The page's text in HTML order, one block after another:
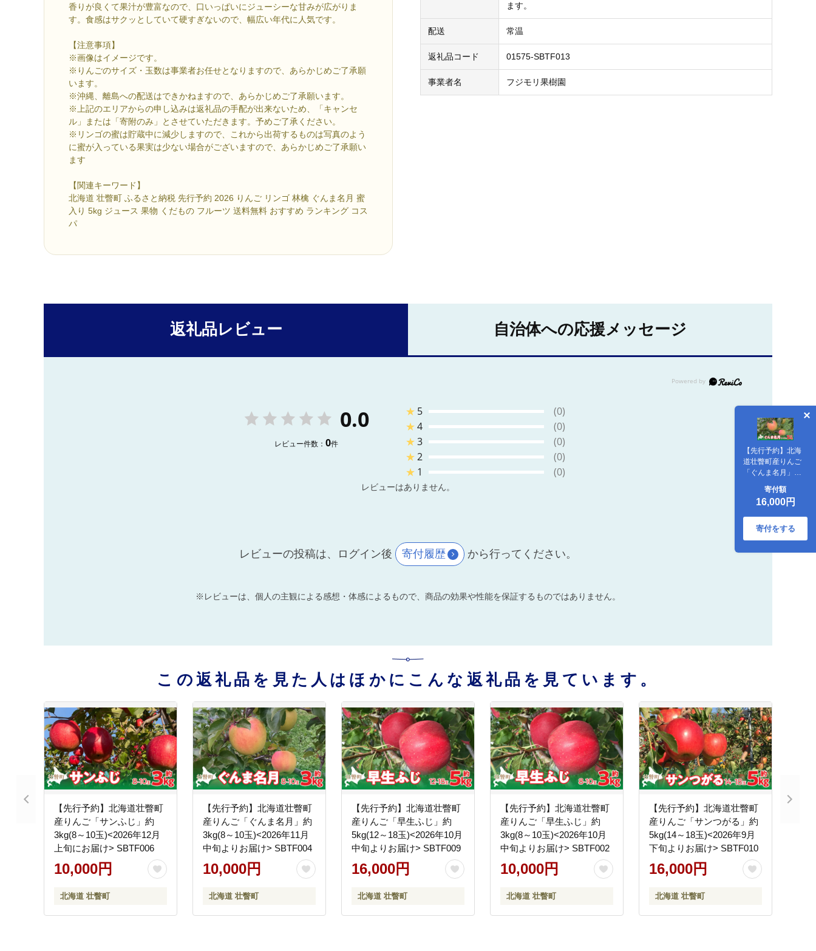
香りが良くて果汁が豊富なので、口いっぱいにジューシーな甘みが広がりま
す。食感はサクッとしていて硬すぎないので、幅広い年代に人気です。
【注意事項】
※画像はイメージです。
※りんごのサイズ・玉数は事業者お任せとなりますので、あらかじめご了承願
います。
※沖縄、離島への配送はできかねますので、あらかじめご了承願います。
※上記のエリアからの申し込みは返礼品の手配が出来ないため、「キャンセ
ル」または「寄附のみ」とさせていただきます。予めご了承ください。
※リンゴの蜜は貯蔵中に減少しますので、これから出荷するものは写真のよう
に蜜が入っている果実は少ない場合がございますので、あらかじめご了承願い
ます
【関連キーワード】
北海道 壮瞥町 ふるさと納税 先行予約 2026 りんご リンゴ 林檎 ぐんま名月 蜜
入り 5kg ジュース 果物 くだもの フルーツ 送料無料 おすすめ ランキング コス
パ
【先行予約】北海
道壮瞥町産りんご
「ぐんま名月」約
5kg(12～20玉)
<2026年11月中旬
よりお届け>
SBTF013
寄付額
16,000円
寄付をする
ます。
配送 常温
返礼品コード 01575-SBTF013
事業者名 フジモリ果樹園
返礼品レビュー 自治体への応援メッセージ
0.0
レビュー件数： 0件
★ 5
(0)
★4
(0)
★3
(0)
★2
(0)
★ 1 (0)
レビューはありません。
レビューの投稿は、ログイン後 寄付履歴 から行ってください。
※レビューは、個人の主観による感想・体感によるもので、商品の効果や性能を保証するものではありません。
この返礼品を見た人はほかにこんな返礼品を見ています。
【先行予約】北海道壮瞥町
産りんご「サンふじ」約
3kg(8～10玉)<2026年12月
上旬にお届け> SBTF006
10,000円
北海道 壮瞥町
【先行予約】北海道壮瞥町
産りんご「ぐんま名月」約
3kg(8～10玉)<2026年11月
中旬よりお届け> SBTF004
10,000円
北海道 壮瞥町
【先行予約】北海道壮瞥町
産りんご「早生ふじ」約
5kg(12～18玉)<2026年10月
中旬よりお届け> SBTF009
16,000円
北海道 壮瞥町
【先行予約】北海道壮瞥町
産りんご「早生ふじ」約
3kg(8～10玉)<2026年10月
中旬よりお届け> SBTF002
10,000円
北海道 壮瞥町
【先行予約】北海道壮瞥町
産りんご「サンつがる」約
5kg(14～18玉)<2026年9月
下旬よりお届け> SBTF010
16,000円
北海道 壮瞥町